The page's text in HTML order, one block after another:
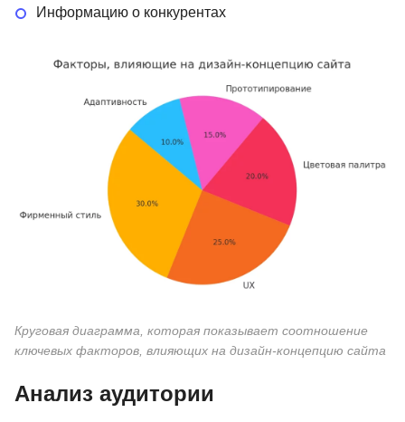
Информацию о конкурентах
Круговая диаграмма, которая показывает соотношение
ключевых факторов, влияющих на дизайн-концепцию сайта
Анализ аудитории